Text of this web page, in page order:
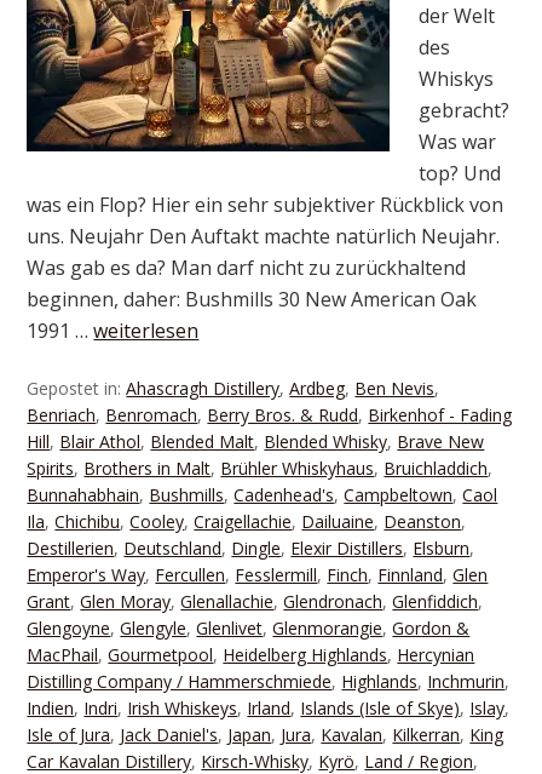
der Welt
des
Whiskys
gebracht?
Was war
top? Und
was ein Flop? Hier ein sehr subjektiver Rückblick von
uns. Neujahr Den Auftakt machte natürlich Neujahr.
Was gab es da? Man darf nicht zu zurückhaltend
beginnen, daher: Bushmills 30 New American Oak
1991 …weiterlesen
Gepostet in:Ahascragh Distillery,Ardbeg, Ben Nevis,
Benriach, Benromach, Berry Bros. & Rudd, Birkenhof - Fading
Hill, Blair Athol, Blended Malt, Blended Whisky, Brave New
Spirits, Brothers in Malt, Brühler Whiskyhaus, Bruichladdich,
Bunnahabhain, Bushmills,Cadenhead's,Campbeltown,Caol
Ila,Chichibu,Cooley,Craigellachie, Dailuaine, Deanston,
Destillerien, Deutschland, Dingle, Elexir Distillers, Elsburn,
Emperor's Way, Fercullen, Fesslermill, Finch, Finnland,Glen
Grant,Glen Moray,Glenallachie,Glendronach,Glenfiddich,
Glengoyne,Glengyle,Glenlivet,Glenmorangie,Gordon &
MacPhail,Gourmetpool, Heidelberg Highlands, Hercynian
Distilling Company / Hammerschmiede, Highlands, Inchmurin,
Indien, Indri, Irish Whiskeys, Irland, Islands (Isle of Skye), Islay,
Isle of Jura, Jack Daniel's, Japan, Jura, Kavalan, Kilkerran, King
Car Kavalan Distillery, Kirsch-Whisky, Kyrö, Land / Region,